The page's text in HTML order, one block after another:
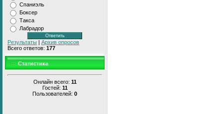
Спаниэль
Боксер
Такса
Лабрадор
Результаты | Архив опросов
Всего ответов: 177
Статистика
Онлайн всего: 11
Гостей: 11
Пользователей: 0